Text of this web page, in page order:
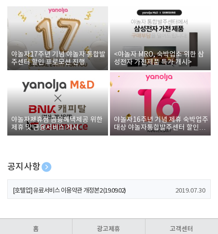
야놀자17주년 기념 야놀자 통합발
주센터 할인 프로모션 진행
<야놀자 MRO, 숙박업소 위한 삼
성전자 가전제품 특가 개시>
야놀자제휴점 금융혜택제공 위한
제휴 및 금융서비스 게시
야놀자16주년 기념 제휴 숙박업주
대상 야놀자통합발주센터 할인쿠
폰 증정
공지사항
[호텔업] 개인정보 처리방침 개정본1 (19.09.02)
[호텔업] 유료서비스 이용약관 개정본2 (19.09.02) 2019.07.30
홈 광고제휴 고객센터